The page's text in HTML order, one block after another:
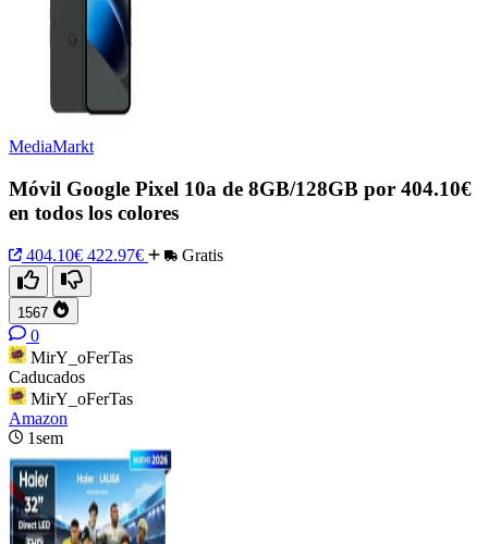
MediaMarkt
Móvil Google Pixel 10a de 8GB/128GB por 404.10€
en todos los colores
404.10€ 422.97€ Gratis
1567
0
MirY_oFerTas
Caducados
MirY_oFerTas
Amazon
1sem